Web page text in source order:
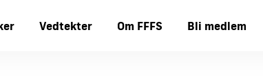
Vedtekter Om FFFS Bli medlem